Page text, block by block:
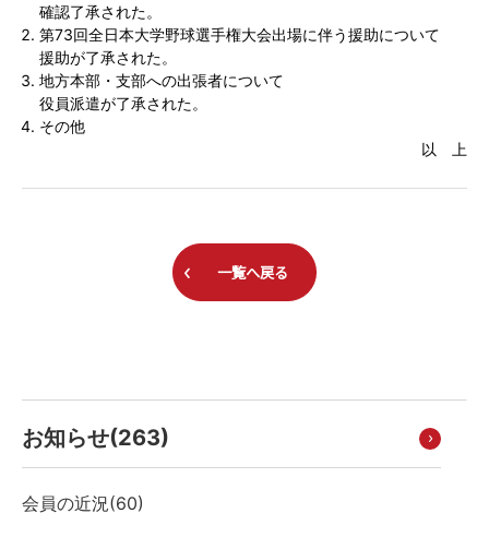
お知らせ(263)
会員の近況(60)
確認了承された。
第73回全日本大学野球選手権大会出場に伴う援助について
援助が了承された。
地方本部・支部への出張者について
役員派遣が了承された。
その他
以 上
一覧へ戻る